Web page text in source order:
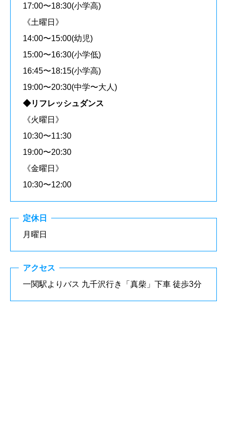
17:00〜18:30(小学高)
《土曜日》
14:00〜15:00(幼児)
15:00〜16:30(小学低)
16:45〜18:15(小学高)
19:00〜20:30(中学〜大人)
◆リフレッシュダンス
《火曜日》
10:30〜11:30
19:00〜20:30
《金曜日》
10:30〜12:00
定休日
月曜日
アクセス
一関駅よりバス 九千沢行き「真柴」下車 徒歩3分